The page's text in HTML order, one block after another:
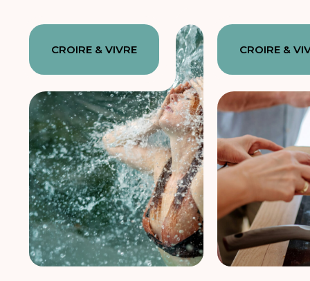
CROIRE & VIVRE CROIRE &